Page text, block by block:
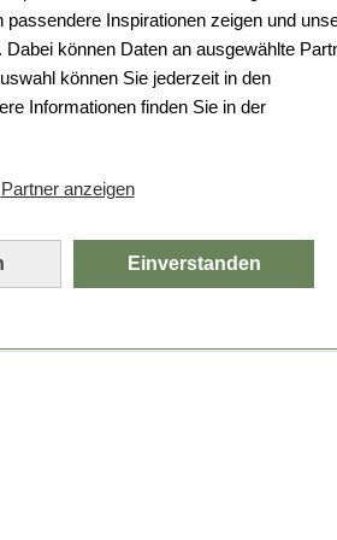
Inspirationen zeigen und
können Daten an ausgewählte
können Sie jederzeit in den
Informationen finden Sie in der
Partner anzeigen
Einverstanden
schiefgelaufen.
Fehler aufgetreten.
Sie die Seite neu.